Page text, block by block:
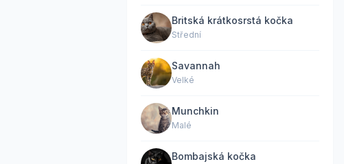
Britská krátkosrstá kočka
Střední
Savannah
Velké
Munchkin
Malé
Bombajská kočka